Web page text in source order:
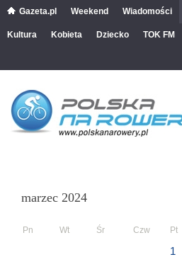
Gazeta.pl Weekend Wiadomości
Kultura Kobieta Dziecko TOK FM
marzec 2024
Pn Wt Śr Czw Pt
1